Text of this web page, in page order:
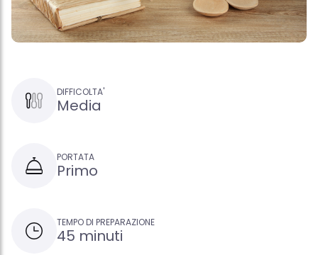
DIFFICOLTA'
Media
PORTATA
Primo
TEMPO DI PREPARAZIONE
45 minuti